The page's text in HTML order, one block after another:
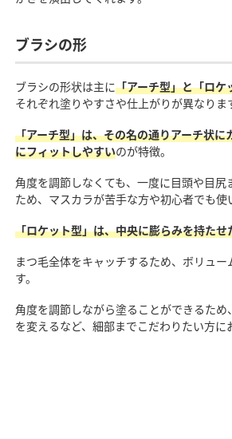
ブラシの形
ブラシの形状は主に「アーチ型」と「ロケ
それぞれ塗りやすさや仕上がりが異なりま
「アーチ型」は、その名の通りアーチ状に
にフィットしやすいのが特徴。
角度を調節しなくても、一度に目頭や目尻
ため、マスカラが苦手な方や初心者でも使
「ロケット型」は、中央に膨らみを持たせ
まつ毛全体をキャッチするため、ボリュー
す。
角度を調節しながら塗ることができるた
を変えるなど、細部までこだわりたい方に